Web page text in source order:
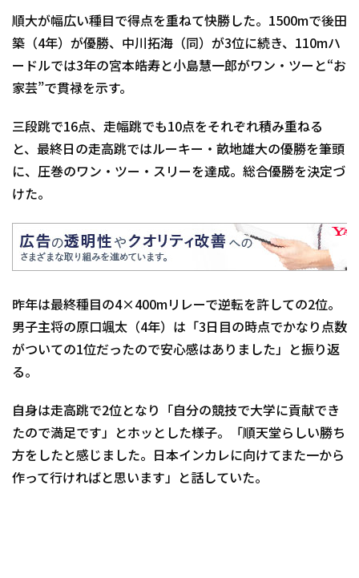
順大が幅広い種目で得点を重ねて快勝した。1500mで後田
築（4年）が優勝、中川拓海（同）が3位に続き、110mハ
ードルでは3年の宮本皓寿と小島慧一郎がワン・ツーと“お
家芸”で貫禄を示す。
三段跳で16点、走幅跳でも10点をそれぞれ積み重ねる
と、最終日の走高跳ではルーキー・畝地雄大の優勝を筆頭
に、圧巻のワン・ツー・スリーを達成。総合優勝を決定づ
けた。
昨年は最終種目の4×400mリレーで逆転を許しての2位。
男子主将の原口颯太（4年）は「3日目の時点でかなり点数
がついての1位だったので安心感はありました」と振り返
る。
自身は走高跳で2位となり「自分の競技で大学に貢献でき
たので満足です」とホッとした様子。「順天堂らしい勝ち
方をしたと感じました。日本インカレに向けてまた一から
作って行ければと思います」と話していた。